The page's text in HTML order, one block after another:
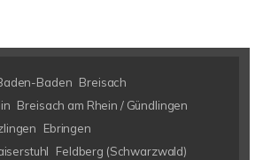
Baden Breisach
Breisach am Rhein / Gündlingen
Ebringen
Feldberg (Schwarzwald)